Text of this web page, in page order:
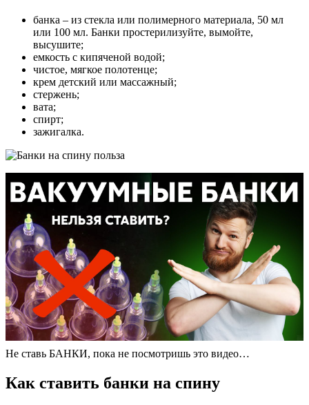
банка – из стекла или полимерного материала, 50 мл
или 100 мл. Банки простерилизуйте, вымойте,
высушите;
емкость с кипяченой водой;
чистое, мягкое полотенце;
крем детский или массажный;
стержень;
вата;
спирт;
зажигалка.
Не ставь БАНКИ, пока не посмотришь это видео…
Как ставить банки на спину